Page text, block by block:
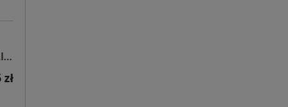
Centrum Medyczne Grupa LUX MED - Warszawa, Al. Jana Pawła II 78